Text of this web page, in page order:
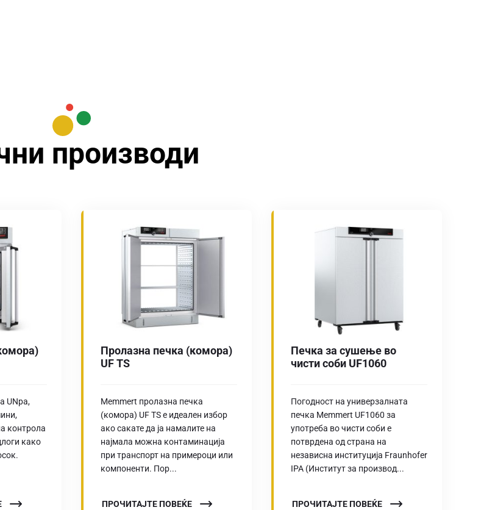
производи
UNpa,
контрола
како
Пролазна печка (комора)
UF TS
Memmert пролазна печка
(комора) UF TS е идеален избор
ако сакате да ја намалите на
најмала можна контаминација
при транспорт на примероци или
компоненти. Пор...
ПРОЧИТАЈТЕ ПОВЕЌЕ
Печка за сушење во
чисти соби UF1060
Погодност на универзалната
печка Memmert UF1060 за
употреба во чисти соби е
потврдена од страна на
независна институција Fraunhofer
IPA (Институт за производ...
ПРОЧИТАЈТЕ ПОВЕЌЕ